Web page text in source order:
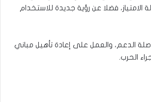
الامتياز، فضلا عن رؤية جديدة للاستخدام
الدعم، والعمل على إعادة تأهيل مباني
الحرب.